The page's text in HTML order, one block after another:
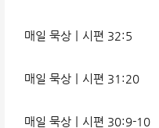
매일 묵상ㅣ시편 32:5
매일 묵상ㅣ시편 31:20
매일 묵상ㅣ시편 30:9-10